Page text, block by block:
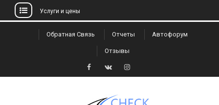
Услуги и цены
Обратная Связь Отчеты Автофорум
Отзывы
Facebook
VK Instagram